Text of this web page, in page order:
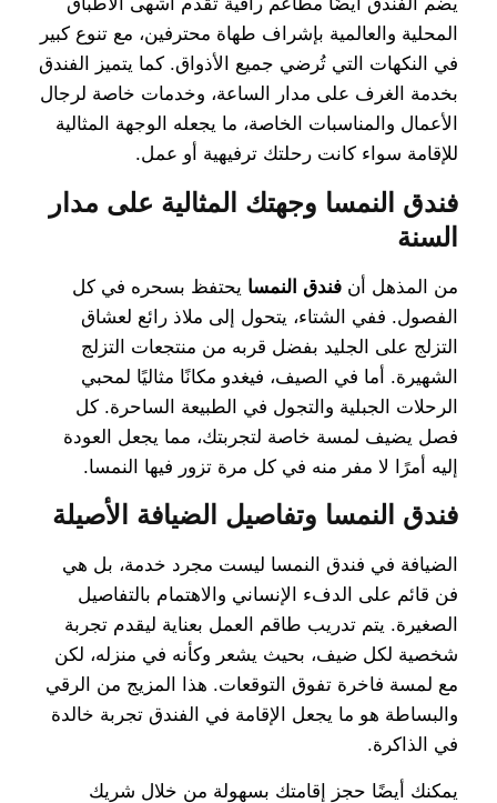
يضم الفندق أيضًا مطاعم راقية تقدم أشهى الأطباق
المحلية والعالمية بإشراف طهاة محترفين، مع تنوع كبير
في النكهات التي تُرضي جميع الأذواق. كما يتميز الفندق
بخدمة الغرف على مدار الساعة، وخدمات خاصة لرجال
الأعمال والمناسبات الخاصة، ما يجعله الوجهة المثالية
للإقامة سواء كانت رحلتك ترفيهية أو عمل.
فندق النمسا وجهتك المثالية على مدار
السنة
من المذهل أن فندق النمسا يحتفظ بسحره في كل
الفصول. ففي الشتاء، يتحول إلى ملاذ رائع لعشاق
التزلج على الجليد بفضل قربه من منتجعات التزلج
الشهيرة. أما في الصيف، فيغدو مكانًا مثاليًا لمحبي
الرحلات الجبلية والتجول في الطبيعة الساحرة. كل
فصل يضيف لمسة خاصة لتجربتك، مما يجعل العودة
إليه أمرًا لا مفر منه في كل مرة تزور فيها النمسا.
فندق النمسا وتفاصيل الضيافة الأصيلة
الضيافة في فندق النمسا ليست مجرد خدمة، بل هي
فن قائم على الدفء الإنساني والاهتمام بالتفاصيل
الصغيرة. يتم تدريب طاقم العمل بعناية ليقدم تجربة
شخصية لكل ضيف، بحيث يشعر وكأنه في منزله، لكن
مع لمسة فاخرة تفوق التوقعات. هذا المزيج من الرقي
والبساطة هو ما يجعل الإقامة في الفندق تجربة خالدة
في الذاكرة.
يمكنك أيضًا حجز إقامتك بسهولة من خلال شريك